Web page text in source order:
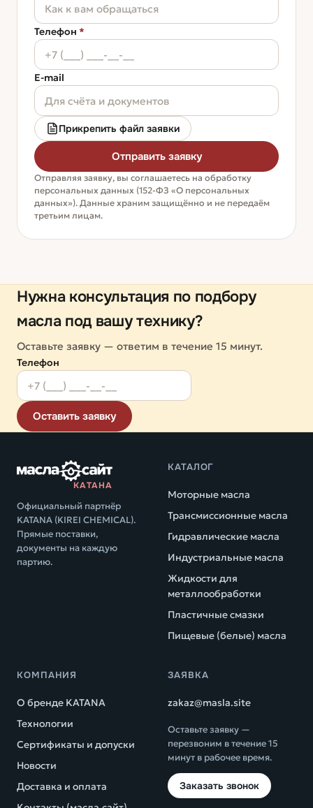
Телефон *
E-mail
Прикрепить файл заявки
Отправить заявку
Отправляя заявку, вы соглашаетесь на обработку
персональных данных (152-ФЗ «О персональных
данных»). Данные храним защищённо и не передаём
третьим лицам.
Нужна консультация по подбору
масла под вашу технику?
Оставьте заявку — ответим в течение 15 минут.
Телефон
Оставить заявку
КАТАНА
Официальный партнёр
KATANA (KIREI CHEMICAL).
Прямые поставки,
документы на каждую
партию.
КАТАЛОГ
Моторные масла
Трансмиссионные масла
Гидравлические масла
Индустриальные масла
Жидкости для
металлообработки
Пластичные смазки
Пищевые (белые) масла
КОМПАНИЯ
О бренде KATANA
Технологии
Сертификаты и допуски
Новости
Доставка и оплата
ЗАЯВКА
zakaz@masla.site
Оставьте заявку —
перезвоним в течение 15
минут в рабочее время.
Заказать звонок